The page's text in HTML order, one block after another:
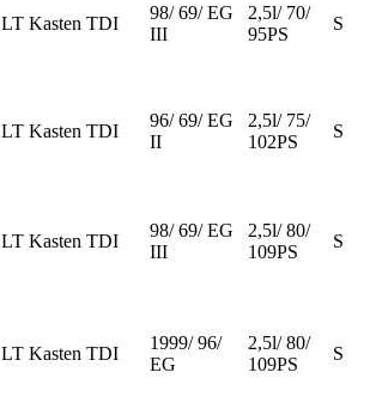
LT Kasten TDI
98/ 69/ EG
III
2,5l/ 70/
95PS
S
LT Kasten TDI
96/ 69/ EG
II
2,5l/ 75/
102PS
S
LT Kasten TDI
98/ 69/ EG
III
2,5l/ 80/
109PS
S
LT Kasten TDI
1999/ 96/
EG
2,5l/ 80/
109PS
S